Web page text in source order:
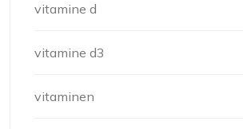
vitamine d
vitamine d3
vitaminen